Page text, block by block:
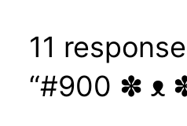
11
“#900 ✽ ᴥ